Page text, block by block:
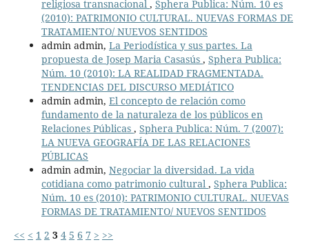
religiosa transnacional , Sphera Publica: Núm. 10 es
(2010): PATRIMONIO CULTURAL. NUEVAS FORMAS DE
TRATAMIENTO/ NUEVOS SENTIDOS
admin admin, La Periodística y sus partes. La
propuesta de Josep Maria Casasús , Sphera Publica:
Núm. 10 (2010): LA REALIDAD FRAGMENTADA.
TENDENCIAS DEL DISCURSO MEDIÁTICO
admin admin, El concepto de relación como
fundamento de la naturaleza de los públicos en
Relaciones Públicas , Sphera Publica: Núm. 7 (2007):
LA NUEVA GEOGRAFÍA DE LAS RELACIONES
PÚBLICAS
admin admin, Negociar la diversidad. La vida
cotidiana como patrimonio cultural , Sphera Publica:
Núm. 10 es (2010): PATRIMONIO CULTURAL. NUEVAS
FORMAS DE TRATAMIENTO/ NUEVOS SENTIDOS
<< < 1 2 3 4 5 6 7 > >>